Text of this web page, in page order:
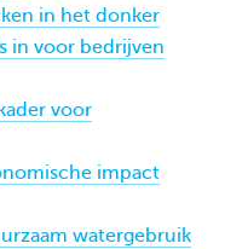
in het donker
in voor bedrijven
voor
impact
watergebruik